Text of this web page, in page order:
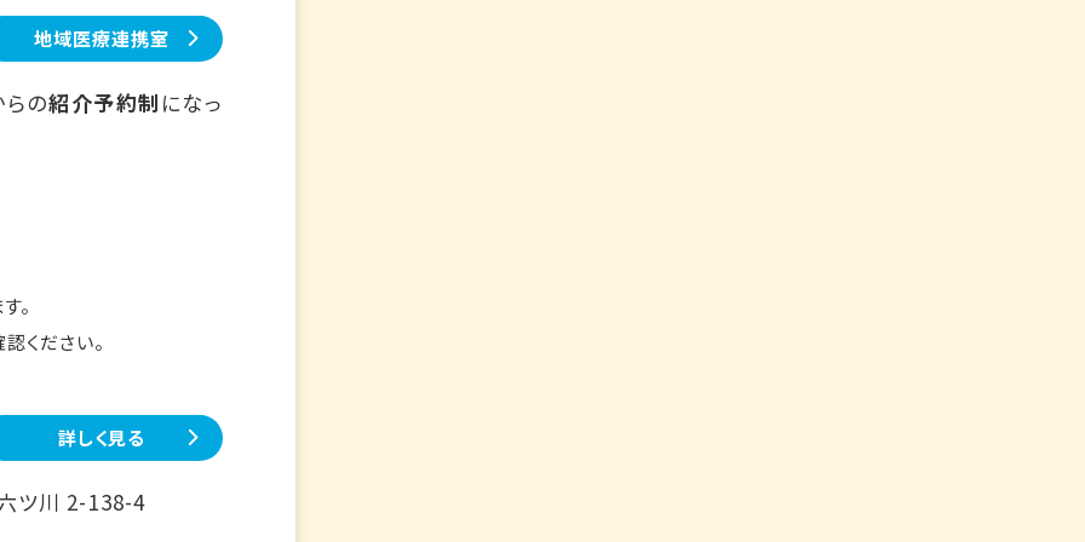
地域医療連携室
らの紹介予約制 になっ
。
ください。
詳しく見る
ツ川 2-138-4